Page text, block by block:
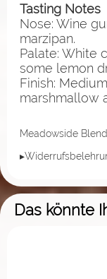
Tasting Notes
Nose: Wine
marzipan.
Palate: White
some lemon
Finish:
marshmallow
Meadowside
Das könnte